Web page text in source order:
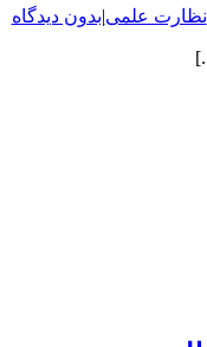
نظارت علمی|بدون دیدگاه